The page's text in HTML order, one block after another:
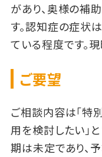
があり、奥様の補
す。認知症の症状
ている程度です。
ご要望
ご相談内容は「特
用を検討したい」
期は未定であり、